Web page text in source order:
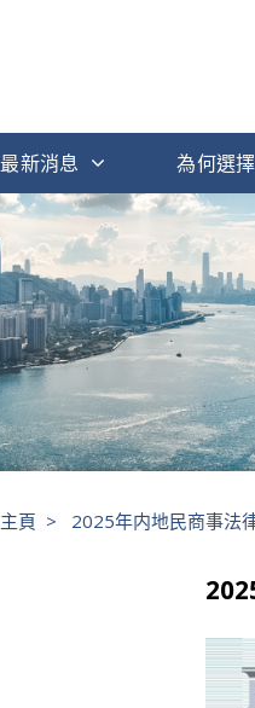
最新消息 為何選
主頁 > 2025年内地民商事法